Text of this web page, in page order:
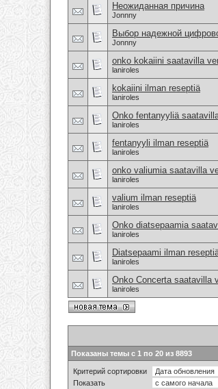
Неожиданная причина
Jonnny
Выбор надежной
Jonnny
onko kokaiini saatavilla
laniroles
kokaiini ilman reseptiä
laniroles
Onko fentanyyliä
laniroles
fentanyyli ilman reseptiä
laniroles
onko valiumia saatavilla
laniroles
valium ilman reseptiä
laniroles
Onko diatsepaamia
laniroles
Diatsepaami ilman
laniroles
Onko Concerta saatavilla
laniroles
Показаны темы с 1 по 20 из 8893
Критерий сортировки
Показать